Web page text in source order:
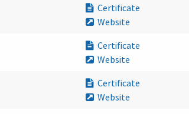
Certificate
Website
Certificate
Website
Certificate
Website